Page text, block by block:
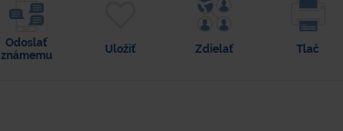
Odoslať
známemu
Uložiť Zdielať Tlač